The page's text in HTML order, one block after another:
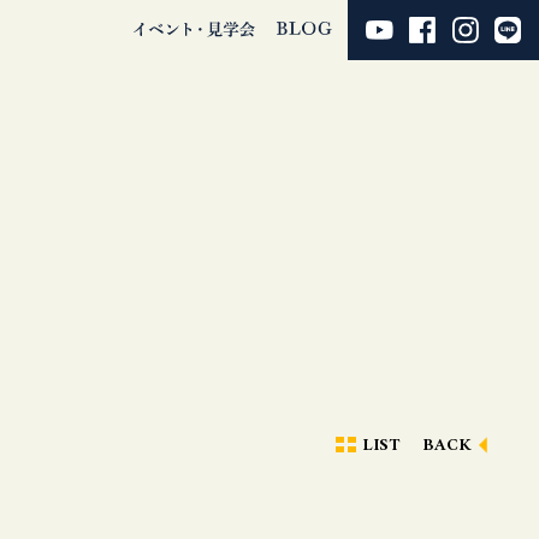
LIST BACK